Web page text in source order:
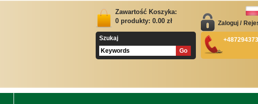
Zawartość Koszyka:
0 produkty: 0.00 zł
Szukaj
Zaloguj /